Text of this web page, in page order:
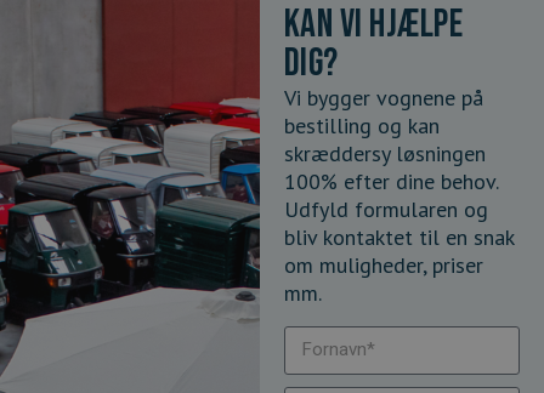
Kan vi hjælpe
dig?
Vi bygger vognene på
bestilling og kan
skræddersy løsningen
100% efter dine behov.
Udfyld formularen og
bliv kontaktet til en snak
om muligheder, priser
mm.